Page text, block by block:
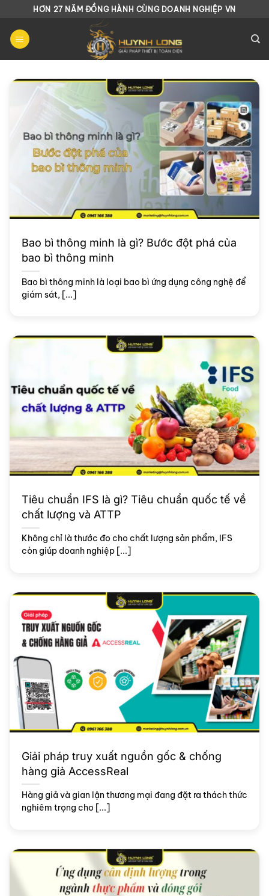
Chuyển
nội
dung
HƠN 27 NĂM ĐỒNG HÀNH CÙNG DOANH NGHIỆP VN
Bao bì thông minh là gì? Bước đột phá của
bao bì thông minh
Bao bì thông minh là loại bao bì ứng dụng công nghệ để
giám sát, [...]
Tiêu chuẩn IFS là gì? Tiêu chuẩn quốc tế về
chất lượng và ATTP
Không chỉ là thước đo cho chất lượng sản phẩm, IFS
còn giúp doanh nghiệp [...]
Giải pháp truy xuất nguồn gốc & chống
hàng giả AccessReal
Hàng giả và gian lận thương mại đang đặt ra thách thức
nghiêm trọng cho [...]